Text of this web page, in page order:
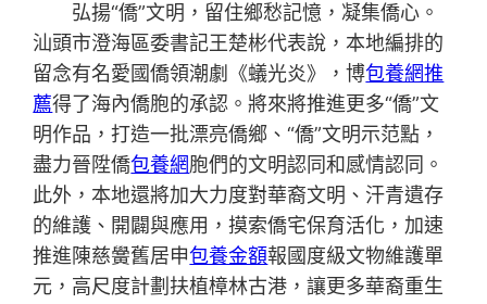
弘揚“僑”文明，留住鄉愁記憶，凝集僑心。
汕頭市澄海區委書記王楚彬代表說，本地編排的
留念有名愛國僑領潮劇《蟻光炎》，博包養網推
薦得了海內僑胞的承認。將來將推進更多“僑”文
明作品，打造一批漂亮僑鄉、“僑”文明示范點，
盡力晉陞僑包養網胞們的文明認同和感情認同。
此外，本地還將加大力度對華裔文明、汗青遺存
的維護、開闢與應用，摸索僑宅保育活化，加速
推進陳慈黌舊居申包養金額報國度級文物維護單
元，高尺度計劃扶植樟林古港，讓更多華裔重生